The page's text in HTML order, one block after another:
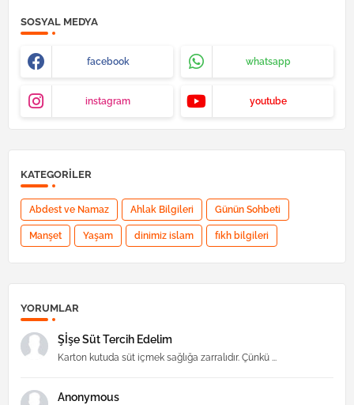
SOSYAL MEDYA
facebook whatsapp
instagram youtube
KATEGORILER
Abdest ve Namaz Ahlak Bilgileri Günün Sohbeti
Manşet Yaşam dinimiz islam fıkh bilgileri
YORUMLAR
Şİşe Süt Tercih Edelim
Karton kutuda süt içmek sağlığa zarralıdır. Çünkü ...
Anonymous